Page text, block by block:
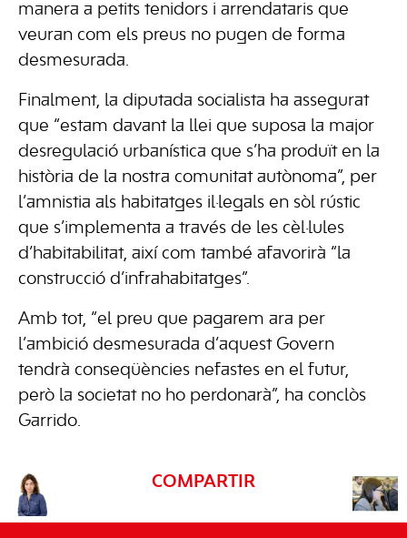
manera a petits tenidors i arrendataris que
veuran com els preus no pugen de forma
desmesurada.
Finalment, la diputada socialista ha assegurat
que “estam davant la llei que suposa la major
desregulació urbanística que s’ha produït en la
història de la nostra comunitat autònoma”, per
l’amnistia als habitatges il·legals en sòl rústic
que s’implementa a través de les cèl·lules
d’habitabilitat, així com també afavorirà “la
construcció d’infrahabitatges”.
Amb tot, “el preu que pagarem ara per
l’ambició desmesurada d’aquest Govern
tendrà conseqüències nefastes en el futur,
però la societat no ho perdonarà”, ha conclòs
Garrido.
COMPARTIR